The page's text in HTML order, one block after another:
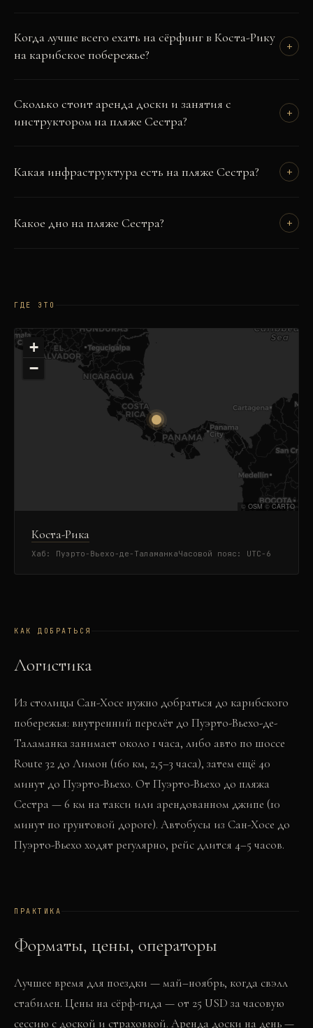
Когда лучше всего ехать на сёрфинг в Коста-Рику
на карибское побережье?
+
Сколько стоит аренда доски и занятия с
инструктором на пляже Сестра?
+
Какая инфраструктура есть на пляже Сестра? +
Какое дно на пляже Сестра? +
ГДЕ ЭТО
+
−
© OSM© CARTO
Коста-Рика
Хаб: Пуэрто-Вьехо-де-ТаламанкаЧасовой пояс: UTC-6
КАК ДОБРАТЬСЯ
Логистика
Из столицы Сан-Хосе нужно добраться до карибского
побережья: внутренний перелёт до Пуэрто-Вьехо-де-
Таламанка занимает около 1 часа, либо авто по шоссе
Route 32 до Лимон (160 км, 2,5–3 часа), затем ещё 40
минут до Пуэрто-Вьехо. От Пуэрто-Вьехо до пляжа
Сестра — 6 км на такси или арендованном джипе (10
минут по грунтовой дороге). Автобусы из Сан-Хосе до
Пуэрто-Вьехо ходят регулярно, рейс длится 4–5 часов.
ПРАКТИКА
Форматы, цены, операторы
Лучшее время для поездки — май–ноябрь, когда свэлл
стабилен. Цены на сёрф-гида — от 25 USD за часовую
сессию с доской и страховкой. Аренда доски на день —